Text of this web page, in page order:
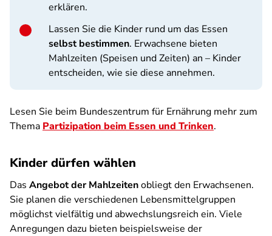
erklären.
Lassen Sie die Kinder rund um das Essen
selbst bestimmen. Erwachsene bieten
Mahlzeiten (Speisen und Zeiten) an – Kinder
entscheiden, wie sie diese annehmen.
Lesen Sie beim Bundeszentrum für Ernährung mehr zum
Thema Partizipation beim Essen und Trinken.
Kinder dürfen wählen
Das Angebot der Mahlzeitenobliegt den Erwachsenen.
Sie planen die verschiedenen Lebensmittelgruppen
möglichst vielfältig und abwechslungsreich ein. Viele
Anregungen dazu bieten beispielsweise der